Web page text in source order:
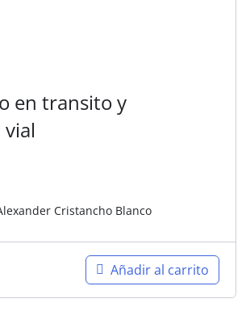
en transito y
Cristancho Blanco
Añadir al carrito